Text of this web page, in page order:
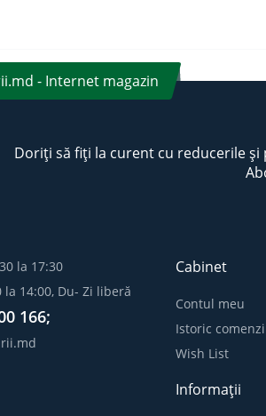
- Internet magazin
Doriți să fiți la curent cu reducerile
la 17:30
la 14:00, Du- Zi liberă
166;
Cabinet
Contul meu
Istoric comenzi
Wish List
Informații